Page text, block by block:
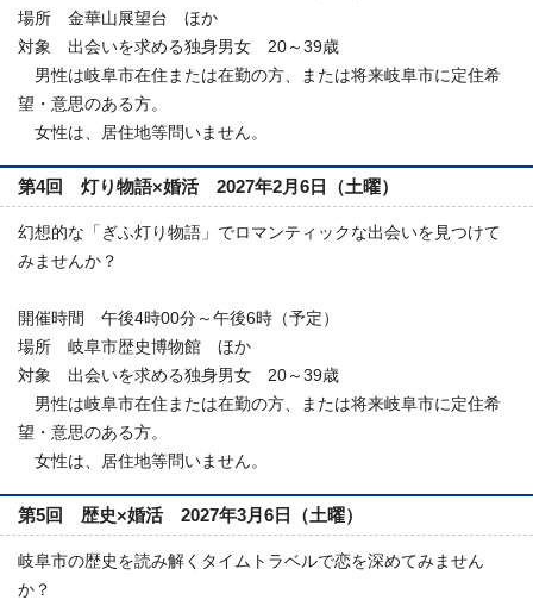
場所 金華山展望台 ほか
対象 出会いを求める独身男女 20～39歳
男性は岐阜市在住または在勤の方、または将来岐阜市に定住希
望・意思のある方。
女性は、居住地等問いません。
第4回 灯り物語×婚活 2027年2月6日（土曜）
幻想的な「ぎふ灯り物語」でロマンティックな出会いを見つけて
みませんか？
開催時間 午後4時00分～午後6時（予定）
場所 岐阜市歴史博物館 ほか
対象 出会いを求める独身男女 20～39歳
男性は岐阜市在住または在勤の方、または将来岐阜市に定住希
望・意思のある方。
女性は、居住地等問いません。
第5回 歴史×婚活 2027年3月6日（土曜）
岐阜市の歴史を読み解くタイムトラベルで恋を深めてみません
か？